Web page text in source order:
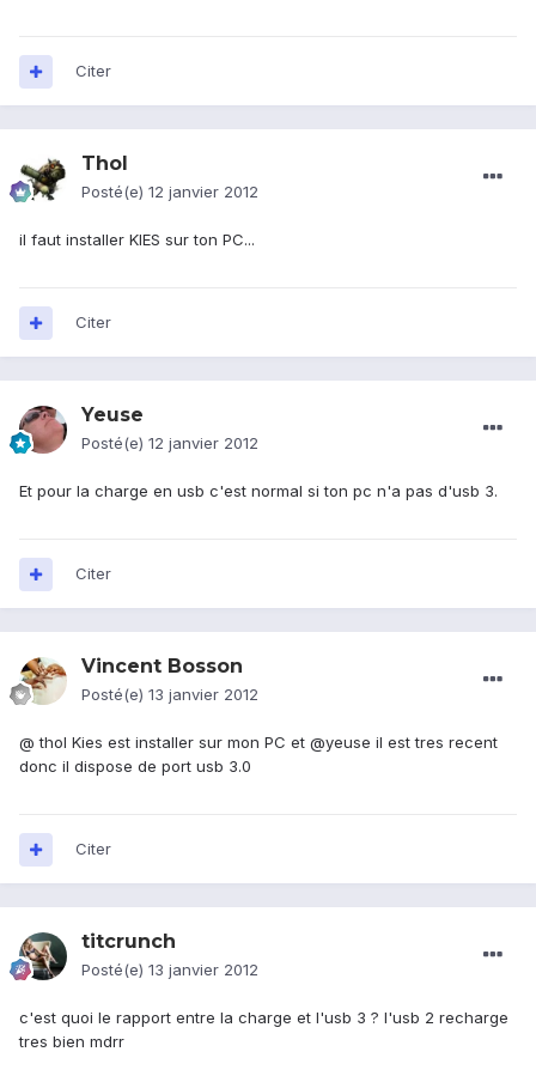
Citer
Thol
Posté(e) 12 janvier 2012
il faut installer KIES sur ton PC...
Citer
Yeuse
Posté(e) 12 janvier 2012
Et pour la charge en usb c'est normal si ton pc n'a pas d'usb 3.
Citer
Vincent Bosson
Posté(e) 13 janvier 2012
@ thol Kies est installer sur mon PC et @yeuse il est tres recent
donc il dispose de port usb 3.0
Citer
titcrunch
Posté(e) 13 janvier 2012
c'est quoi le rapport entre la charge et l'usb 3 ? l'usb 2 recharge
tres bien mdrr